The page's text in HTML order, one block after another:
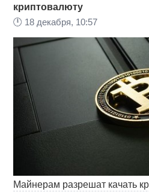
криптовалюту
🕛 18 декабря, 10:57
Майнерам разрешат качать